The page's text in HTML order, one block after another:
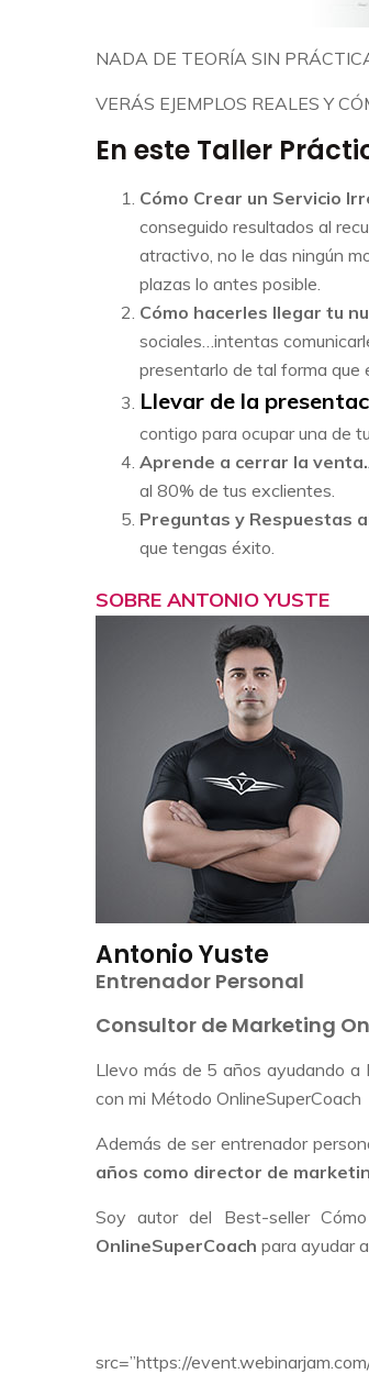
NADA DE TEORÍA SIN
VERÁS EJEMPLOS REALES Y
En este Taller
Cómo Crear un Servicio
conseguido resultados al
atractivo, no le das ningún
plazas lo antes posible.
Cómo hacerles llegar tu
sociales…intentas
presentarlo de tal forma que
Llevar de la
contigo para ocupar una de
Aprende a cerrar la venta.
al 80% de tus exclientes.
Preguntas y Respuestas
que tengas éxito.
SOBRE ANTONIO YUSTE
Antonio Yuste
Entrenador Personal
Consultor de Marketing
Llevo más de 5 años ayudando
con mi Método OnlineSuperCoach
Además de ser entrenador
años como director de
Soy autor del Best-seller
OnlineSuperCoach para ayudar
src=”https://